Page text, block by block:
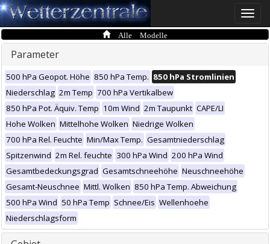
Toggle
Alle Modelle
Parameter
500 hPa Geopot. Höhe 850 hPa Temp. 850 hPa Stromlinien
Niederschlag 2m Temp 700 hPa Vertikalbew
850 hPa Pot. Äquiv. Temp 10m Wind 2m Taupunkt CAPE/LI
Hohe Wolken Mittelhohe Wolken Niedrige Wolken
700 hPa Rel. Feuchte Min/Max Temp. Gesamtniederschlag
Spitzenwind 2m Rel. feuchte 300 hPa Wind 200 hPa Wind
Gesamtbedeckungsgrad Gesamtschneehöhe Neuschneehöhe
Gesamt-Neuschnee Mittl. Wolken 850 hPa Temp. Abweichung
500 hPa Wind 50 hPa Temp Schnee/Eis Wellenhoehe
Niederschlagsform